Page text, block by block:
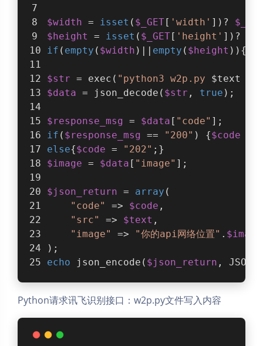
$width = isset ( $_GET[ 'width' ])?
$height
= isset ( $_GET[ 'height' ])?
if ( empty ( $width )|| empty ( $height )){
$str = exec( "python3 w2p.py $text
$data = json_decode( $str , true );
$response_msg = $data [ "code" ];
if ( $response_msg == "200" ) {$code
else{$code = "202" ;}
$image = $data [ "image" ];
$json_return = array (
"code"
=> $code ,
"src"
=> $text ,
"image"
=> "你的api网络位置" . $image
);
echo json_encode( $json_return ,
Python请求讯飞识别接口：w2p.py文件写入内容